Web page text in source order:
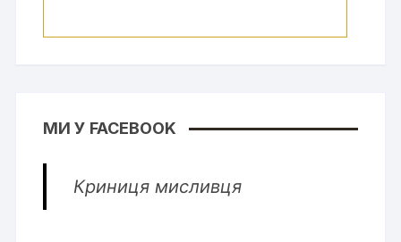
МИ У FACEBOOK
Криниця мисливця